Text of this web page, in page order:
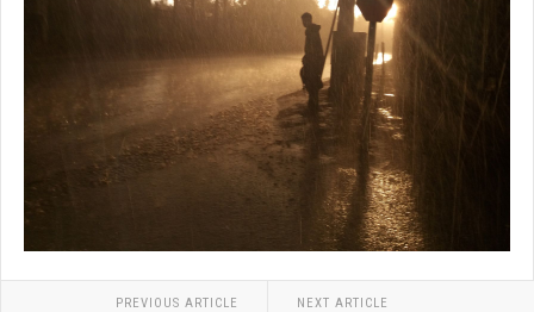
PREVIOUS ARTICLE NEXT ARTICLE